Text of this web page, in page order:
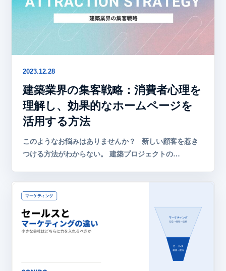
2023.12.28
建築業界の集客戦略：消費者心理を
理解し、効果的なホームページを
活用する方法
このようなお悩みはありませんか？ 新しい顧客を惹き
つける方法がわからない。 建築プロジェクトの…